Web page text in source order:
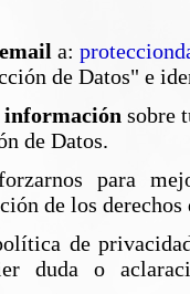
a:
de Datos" e
información sobre
de Datos.
para
de los derechos
de
duda o